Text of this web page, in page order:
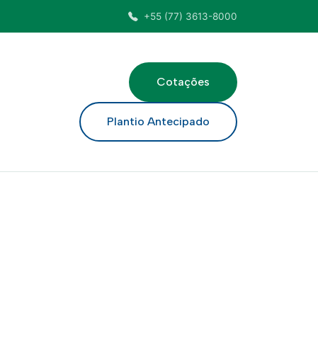
+55 (77) 3613-8000
Cotações
Plantio Antecipado